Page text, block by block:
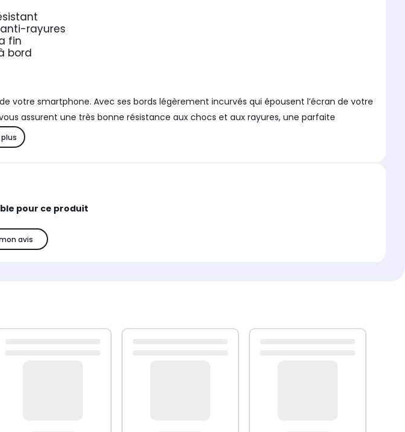
rayures
fin
bord
votre smartphone. Avec ses bords légèrement incurvés qui épousent l’écran de votre
assurent une très bonne résistance aux chocs et aux rayures, une parfaite
pour ce produit
avis